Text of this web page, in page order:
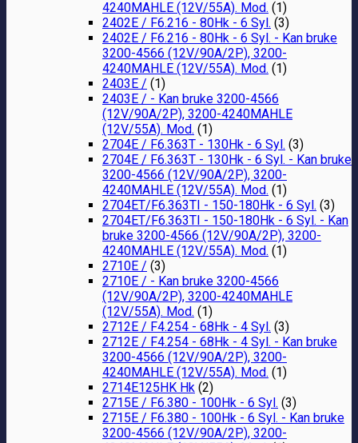
4240MAHLE (12V/55A). Mod. (1)
2402E / F6.216 - 80Hk - 6 Syl. (3)
2402E / F6.216 - 80Hk - 6 Syl. - Kan bruke
3200-4566 (12V/90A/2P), 3200-
4240MAHLE (12V/55A). Mod. (1)
2403E / (1)
2403E / - Kan bruke 3200-4566
(12V/90A/2P), 3200-4240MAHLE
(12V/55A). Mod. (1)
2704E / F6.363T - 130Hk - 6 Syl. (3)
2704E / F6.363T - 130Hk - 6 Syl. - Kan bruke
3200-4566 (12V/90A/2P), 3200-
4240MAHLE (12V/55A). Mod. (1)
2704ET/F6.363TI - 150-180Hk - 6 Syl. (3)
2704ET/F6.363TI - 150-180Hk - 6 Syl. - Kan
bruke 3200-4566 (12V/90A/2P), 3200-
4240MAHLE (12V/55A). Mod. (1)
2710E / (3)
2710E / - Kan bruke 3200-4566
(12V/90A/2P), 3200-4240MAHLE
(12V/55A). Mod. (1)
2712E / F4.254 - 68Hk - 4 Syl. (3)
2712E / F4.254 - 68Hk - 4 Syl. - Kan bruke
3200-4566 (12V/90A/2P), 3200-
4240MAHLE (12V/55A). Mod. (1)
2714E125HK Hk (2)
2715E / F6.380 - 100Hk - 6 Syl. (3)
2715E / F6.380 - 100Hk - 6 Syl. - Kan bruke
3200-4566 (12V/90A/2P), 3200-